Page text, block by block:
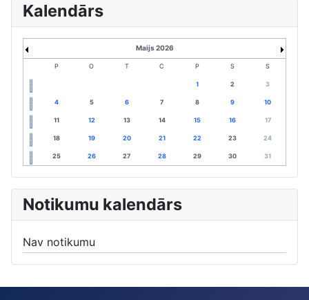
Kalendārs
Maijs 2026
P O T C P S S
1 2 3
4 5 6 7 8 9 10
11 12 13 14 15 16 17
18 19 20 21 22 23 24
25 26 27 28 29 30 31
Notikumu kalendārs
Nav notikumu